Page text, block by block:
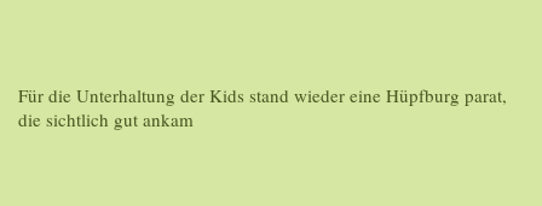
Für die Unterhaltung der Kids stand wieder eine Hüpfburg parat,
die sichtlich gut ankam